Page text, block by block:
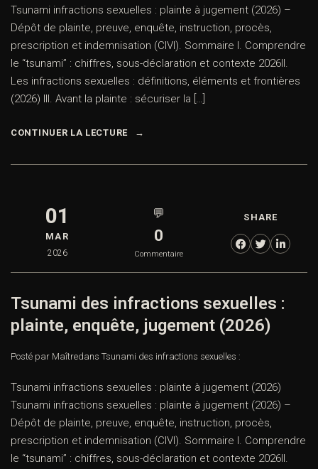
Tsunami infractions sexuelles : plainte à jugement (2026) –
Dépôt de plainte, preuve, enquête, instruction, procès,
prescription et indemnisation (CIVI). Sommaire I. Comprendre
le “tsunami” : chiffres, sous-déclaration et contexte 2026II.
Les infractions sexuelles : définitions, éléments et frontières
(2026) III. Avant la plainte : sécuriser la […]
CONTINUER LA LECTURE
01
MAR
2026
💬
0
Commentaire
SHARE
Tsunami des infractions sexuelles :
plainte, enquête, jugement (2026)
Posté par Maîtredans Tsunami des infractions sexuelles :
Tsunami infractions sexuelles : plainte à jugement (2026)
Tsunami infractions sexuelles : plainte à jugement (2026) –
Dépôt de plainte, preuve, enquête, instruction, procès,
prescription et indemnisation (CIVI). Sommaire I. Comprendre
le “tsunami” : chiffres, sous-déclaration et contexte 2026II.